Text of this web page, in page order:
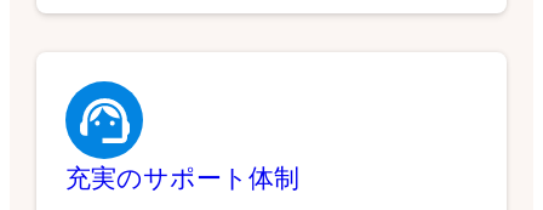
充実のサポート体制